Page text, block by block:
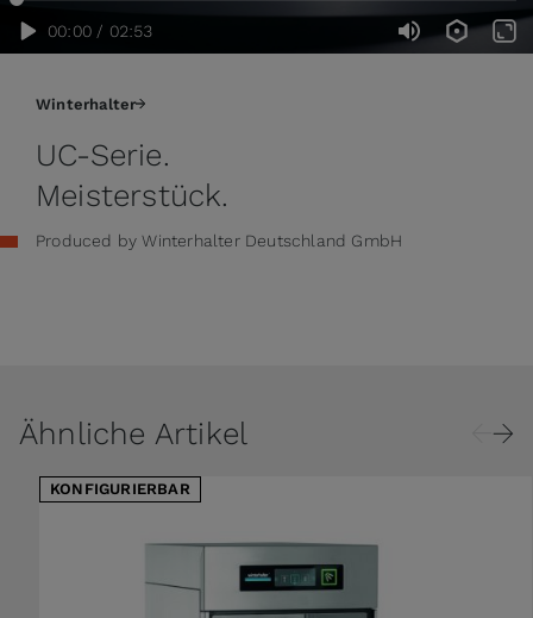
Winterhalter
UC-Serie.
Meisterstück.
Produced by Winterhalter Deutschland GmbH
00:00 / 02:53
Ähnliche Artikel
KONFIGURIERBAR